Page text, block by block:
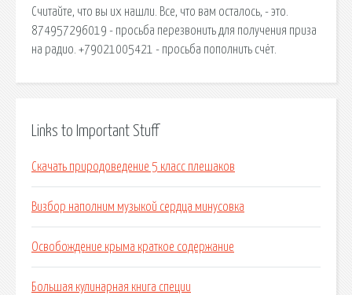
Считайте, что вы их нашли. Все, что вам осталось, - это.
874957296019 - просьба перезвонить для получения приза
на радио. +79021005421 - просьба пополнить счёт.
Links to Important Stuff
Скачать природоведение 5 класс плешаков
Визбор наполним музыкой сердца минусовка
Освобождение крыма краткое содержание
Большая кулинарная книга специи